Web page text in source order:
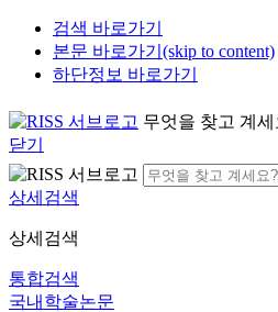
검색 바로가기
본문 바로가기(skip to content)
하단정보 바로가기
무엇을 찾고 계세
닫기
상세검색
상세검색
통합검색
국내학술논문